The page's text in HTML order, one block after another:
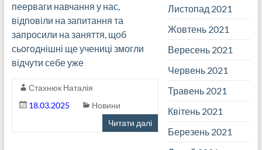
пеерваги навчання у нас,
відповіли на запитання та
запросили на заняття, щоб
сьогоднішні ще учениці змогли
відчути себе уже
Стахнюк Наталія
18.03.2025
Новини
Читати далі
Листопад 2021
Жовтень 2021
Вересень 2021
Червень 2021
Травень 2021
Квітень 2021
Березень 2021